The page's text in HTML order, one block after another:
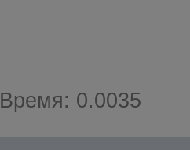
Время: 0.0035